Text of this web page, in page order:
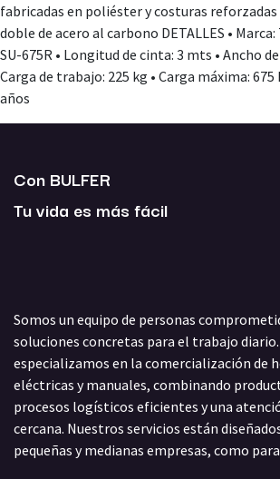
fabricadas en poliéster y costuras reforzadas
doble de acero al carbono DETALLES • Marca:
SU-675R • Longitud de cinta: 3 mts • Ancho
Carga de trabajo: 225 kg • Carga máxima: 675
años
Con BULFER
Tu vida es más fácil
Somos un equipo de personas
soluciones concretas para el trabajo diario.
especializamos en la comercialización de
eléctricas y manuales, combinando
procesos logísticos eficientes y una
cercana. Nuestros servicios están
pequeñas y medianas empresas, como